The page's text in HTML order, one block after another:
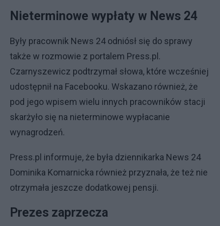
Nieterminowe wypłaty w News 24
Były pracownik News 24 odniósł się do sprawy
także w rozmowie z portalem Press.pl.
Czarnyszewicz podtrzymał słowa, które wcześniej
udostępnił na Facebooku. Wskazano również, że
pod jego wpisem wielu innych pracowników stacji
skarżyło się na nieterminowe wypłacanie
wynagrodzeń.
Press.pl informuje, że była dziennikarka News 24
Dominika Komarnicka również przyznała, że też nie
otrzymała jeszcze dodatkowej pensji.
Prezes zaprzecza